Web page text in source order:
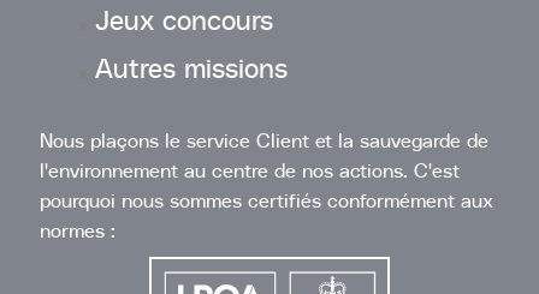
Jeux concours
Autres missions
Nous plaçons le service Client et la sauvegarde de
l'environnement au centre de nos actions. C'est
pourquoi nous sommes certifiés conformément aux
normes :